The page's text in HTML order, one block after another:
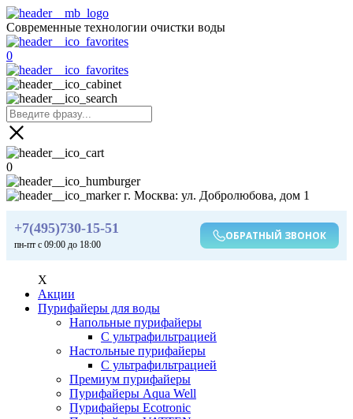
Современные технологии очистки воды
0
0
г. Москва: ул. Добролюбова, дом 1
+7(495)730-15-51
пн-пт с 09:00 до 18:00
ОБРАТНЫЙ ЗВОНОК
X
Акции
Пурифайеры для воды
Напольные пурифайеры
С ультрафильтрацией
Настольные пурифайеры
С ультрафильтрацией
Премиум пурифайеры
Пурифайеры Aqua Well
Пурифайеры Ecotronic